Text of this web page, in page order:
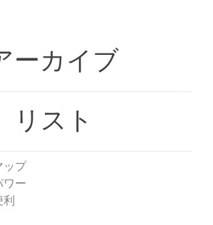
ーカイブ
リスト
ップ
ワー